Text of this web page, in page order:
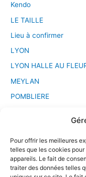
Pour offrir les meilleures
telles que les cookies
appareils. Le fait de
traiter des données telles
Kendo
LE TAILLE
Lieu à confirmer
LYON
LYON HALLE AU
MEYLAN
POMBLIERE
Sport Chanbara
Stage
VALENCE